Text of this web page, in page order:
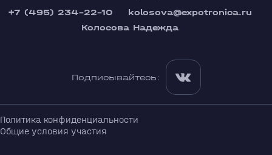
+7 (495) 234-22-10
kolosova@expotronica.ru
Колосова Надежда
Подписывайтесь:
Политика конфиденциальности
Общие условия участия